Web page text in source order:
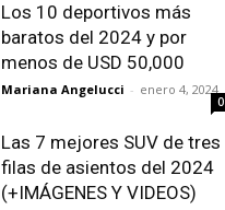
Los 10 deportivos más
baratos del 2024 y por
menos de USD 50,000
Mariana Angelucci - enero 4, 2024
0
Las 7 mejores SUV de tres
filas de asientos del 2024
(+IMÁGENES Y VIDEOS)